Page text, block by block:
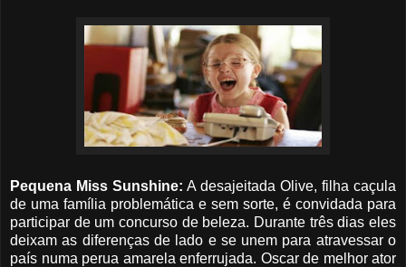
Pequena Miss Sunshine: A desajeitada Olive, filha caçula
de uma família problemática e sem sorte, é convidada para
participar de um concurso de beleza. Durante três dias eles
deixam as diferenças de lado e se unem para atravessar o
país numa perua amarela enferrujada. Oscar de melhor ator